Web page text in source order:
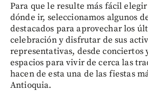
Para que le resulte más fácil
dónde ir, seleccionamos algunos
destacados para aprovechar los
celebración y disfrutar de sus
representativas, desde conciertos
espacios para vivir de cerca las
hacen de esta una de las fiestas
Antioquia.